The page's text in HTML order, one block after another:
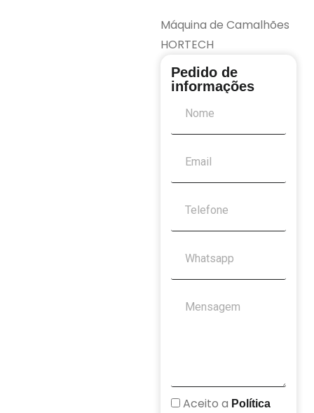
Máquina de Camalhões
HORTECH
Pedido de
informações
Aceito a Política